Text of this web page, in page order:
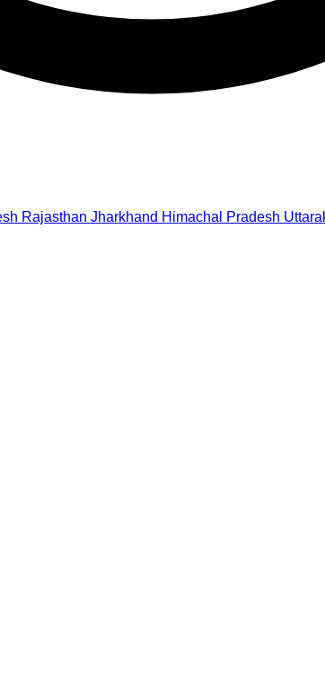
Rajasthan Jharkhand Himachal Pradesh